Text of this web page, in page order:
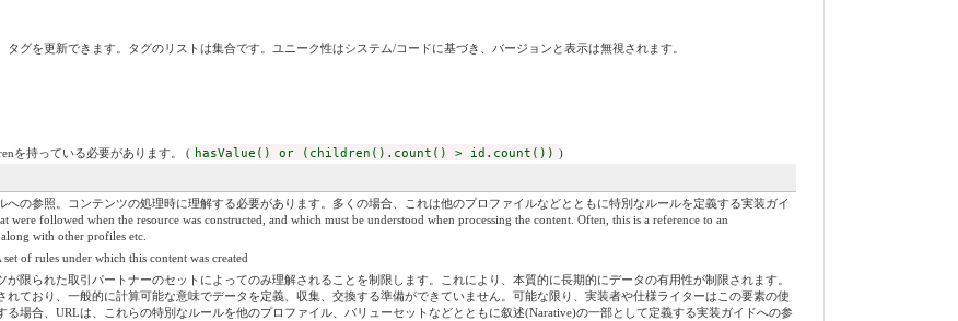
グを更新できます。タグのリストは集合です。ユニーク性はシステム/コードに基づき、バージョンと表示は無視されます。
を持っている必要があります。 ( hasValue() or (children().count() > id.count()) )
への参照。コンテンツの処理時に理解する必要があります。多くの場合、これは他のプロファイルなどとともに特別なルールを定義する実装ガイ
were followed when the resource was constructed, and which must be understood when processing the content. Often, this is a reference to an
with other profiles etc.
of rules under which this content was created
限られた取引パートナーのセットによってのみ理解されることを制限します。これにより、本質的に長期的にデータの有用性が制限されます。
ており、一般的に計算可能な意味でデータを定義、収集、交換する準備ができていません。可能な限り、実装者や仕様ライターはこの要素の使
場合、URLは、これらの特別なルールを他のプロファイル、バリューセットなどとともに叙述(Narative)の一部として定義する実装ガイドへの参